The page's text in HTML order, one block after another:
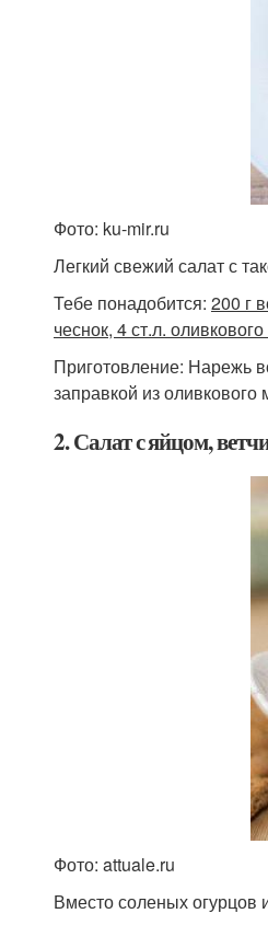
Фото: ku-mir.ru
Легкий свежий салат с
Тебе понадобится: 200 г
чеснок, 4 ст.л.
Приготовление: Нарежь
заправкой из оливкового
2. Салат с яйцом,
Фото: attuale.ru
Вместо соленых огурцов